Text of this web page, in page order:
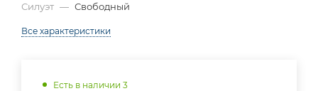
Силуэт — Свободный
Все характеристики
Есть в наличии 3